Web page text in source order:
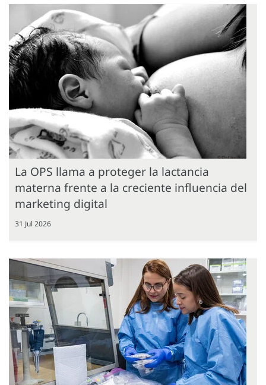
La OPS llama a proteger la lactancia
materna frente a la creciente influencia del
marketing digital
31 Jul 2026